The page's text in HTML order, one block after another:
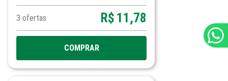
3 ofertas R$ 11,78
COMPRAR